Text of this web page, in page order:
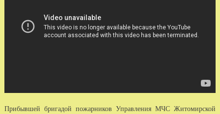
Прибывшей бригадой пожарников Управления МЧС Житомирской